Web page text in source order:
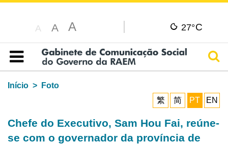
A A A 27°C
Índice
Início
Foto
繁
简 PT EN
Chefe do Executivo, Sam Hou Fai, reúne-
se com o governador da província de